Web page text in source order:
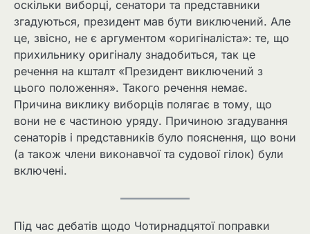
оскільки виборці, сенатори та представники
згадуються, президент мав бути виключений. Але
це, звісно, не є аргументом «оригіналіста»: те, що
прихильнику оригіналу знадобиться, так це
речення на кшталт «Президент виключений з
цього положення». Такого речення немає.
Причина виклику виборців полягає в тому, що
вони не є частиною уряду. Причиною згадування
сенаторів і представників було пояснення, що вони
(а також члени виконавчої та судової гілок) були
включені.
Під час дебатів щодо Чотирнадцятої поправки